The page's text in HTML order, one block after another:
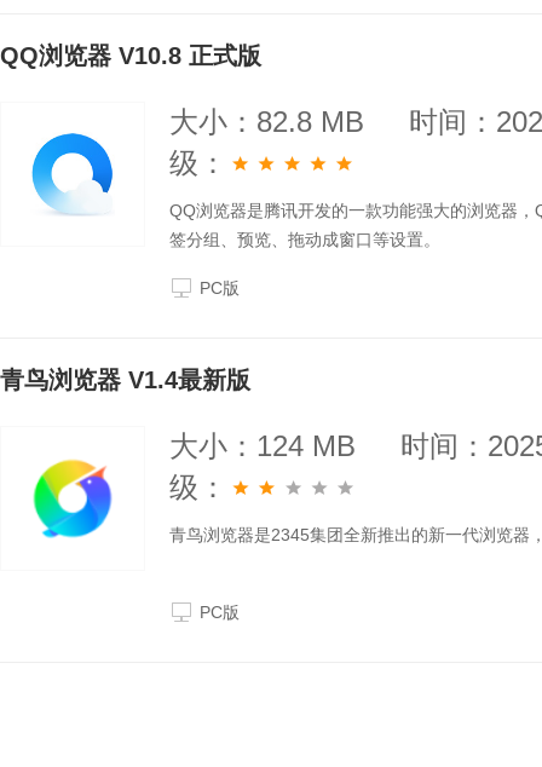
QQ浏览器 V10.8 正式版
大小：82.8 MB
时间：
级：
QQ浏览器是腾讯开发的一款功能强大的浏览器
签分组、预览、拖动成窗口等设置。
PC版
青鸟浏览器 V1.4最新版
大小：124 MB
时间：
级：
青鸟浏览器是2345集团全新推出的新一代浏览器
PC版